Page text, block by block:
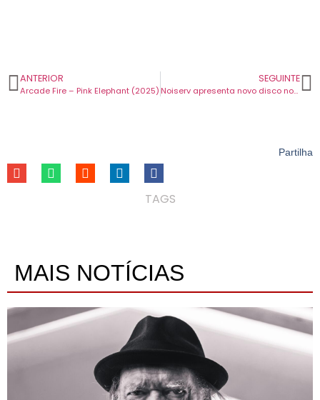
ANTERIOR
Arcade Fire – Pink Elephant (2025)
SEGUINTE
Noiserv apresenta novo disco no final do ano em Lisboa e no Porto.
Partilha
TAGS
MAIS NOTÍCIAS